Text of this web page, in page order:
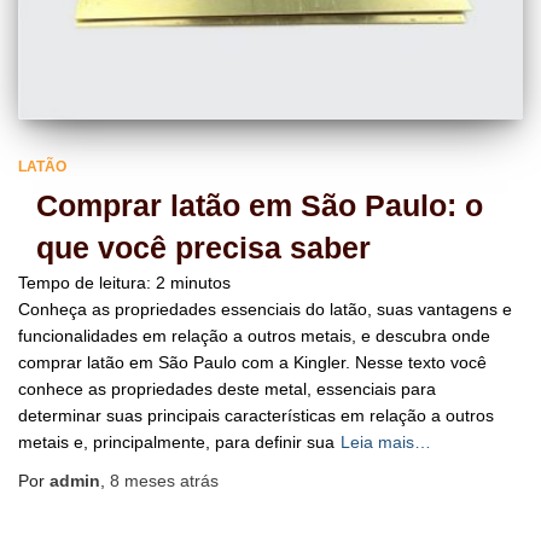
LATÃO
Comprar latão em São Paulo: o
que você precisa saber
Tempo de leitura: 2 minutos
Conheça as propriedades essenciais do latão, suas vantagens e
funcionalidades em relação a outros metais, e descubra onde
comprar latão em São Paulo com a Kingler. Nesse texto você
conhece as propriedades deste metal, essenciais para
determinar suas principais características em relação a outros
metais e, principalmente, para definir sua Leia mais…
Por admin 8 meses atrás